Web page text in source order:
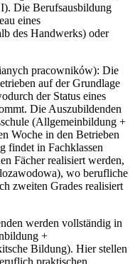
Die Berufsausbildung
eines
des Handwerks) oder
pracowników): Die
auf der Grundlage
der Status eines
Die Auszubildenden
(Allgemeinbildung +
Woche in den Betrieben
findet in Fachklassen
Fächer realisiert werden,
wo berufliche
zweiten Grades realisiert
werden vollständig in
+
Bildung). Hier stellen